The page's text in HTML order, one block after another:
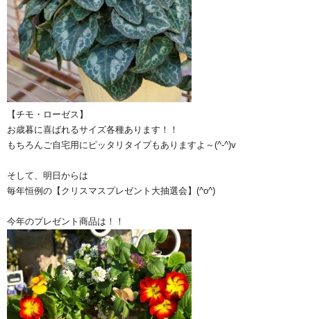
【チモ・ローゼス】
お歳暮に喜ばれるサイズ各種あります！！
もちろんご自宅用にピッタリタイプもありますよ～(^-^)v
そして、明日からは
毎年恒例の【クリスマスプレゼント大抽選会】(^o^)
今年のプレゼント商品は！！